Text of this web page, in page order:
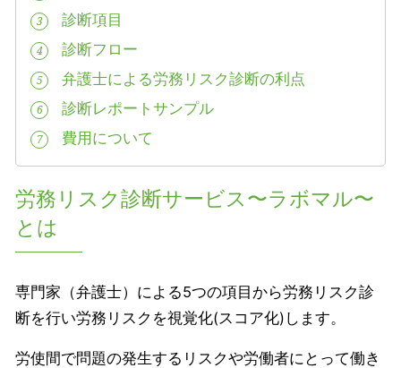
3 診断項目
4 診断フロー
5 弁護士による労務リスク診断の利点
6 診断レポートサンプル
7 費用について
労務リスク診断サービス〜ラボマル〜
とは
専門家（弁護士）による5つの項目から労務リスク診
断を行い労務リスクを視覚化(スコア化)します。
労使間で問題の発生するリスクや労働者にとって働き